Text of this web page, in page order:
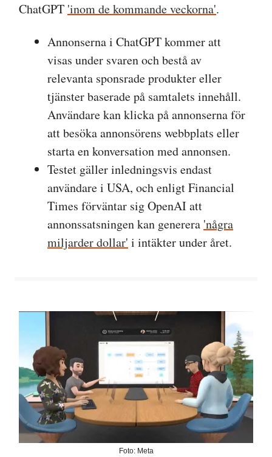
ChatGPT 'inom de kommande veckorna'.
Annonserna i ChatGPT kommer att
visas under svaren och bestå av
relevanta sponsrade produkter eller
tjänster baserade på samtalets innehåll.
Användare kan klicka på annonserna för
att besöka annonsörens webbplats eller
starta en konversation med annonsen.
Testet gäller inledningsvis endast
användare i USA, och enligt Financial
Times förväntar sig OpenAI att
annonssatsningen kan generera 'några
miljarder dollar' i intäkter under året.
Foto: Meta